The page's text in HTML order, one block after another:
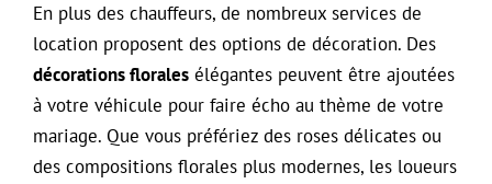
En plus des chauffeurs, de nombreux services de
location proposent des options de décoration. Des
décorations florales élégantes peuvent être ajoutées
à votre véhicule pour faire écho au thème de votre
mariage. Que vous préfériez des roses délicates ou
des compositions florales plus modernes, les loueurs